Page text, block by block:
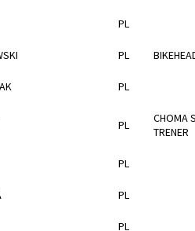
PL
PL
PL
PL
CHOMA
TRENER
PL
PL
PL